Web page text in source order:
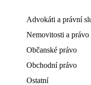
Advokáti a právní
Nemovitosti a právo
Občanské právo
Obchodní právo
Ostatní